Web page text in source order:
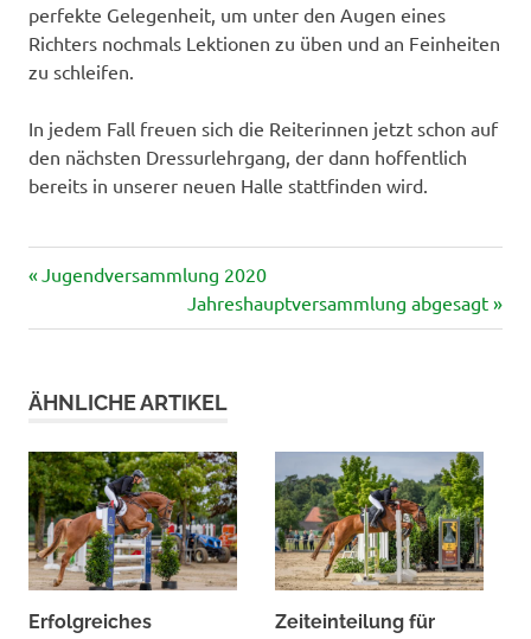
perfekte Gelegenheit, um unter den Augen eines
Richters nochmals Lektionen zu üben und an Feinheiten
zu schleifen.
In jedem Fall freuen sich die Reiterinnen jetzt schon auf
den nächsten Dressurlehrgang, der dann hoffentlich
bereits in unserer neuen Halle stattfinden wird.
Beitragsnavigation
Vorheriger
Jugendversammlung 2020
Nächster
Beitrag:
Jahreshauptversammlung abgesagt
ÄHNLICHE ARTIKEL
Erfolgreiches
Zeiteinteilung für